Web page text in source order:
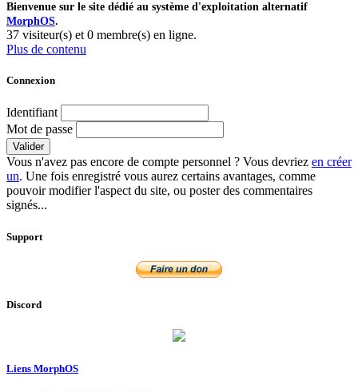
Bienvenue sur le site dédié au système d'exploitation alternatif
MorphOS.
37 visiteur(s) et 0 membre(s) en ligne.
Plus de contenu
Connexion
Identifiant
Mot de passe
Valider
Vous n'avez pas encore de compte personnel ? Vous devriez en créer
un. Une fois enregistré vous aurez certains avantages, comme
pouvoir modifier l'aspect du site, ou poster des commentaires
signés...
Support
Discord
Liens MorphOS